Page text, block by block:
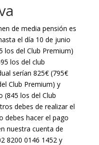
de media pensión es
el día 10 de junio
los del Club Premium)
los del club
serían 825€ (795€
Club Premium) y
(845 los del Club
debes de realizar el
debes hacer el pago
nuestra cuenta de
8200 0146 1452 y